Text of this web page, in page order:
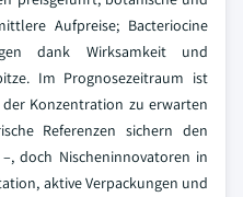
Aufpreise; Bacteriocine
dank Wirksamkeit und
Im Prognosezeitraum ist
Konzentration zu erwarten
Referenzen sichern den
doch Nischeninnovatoren in
aktive Verpackungen und